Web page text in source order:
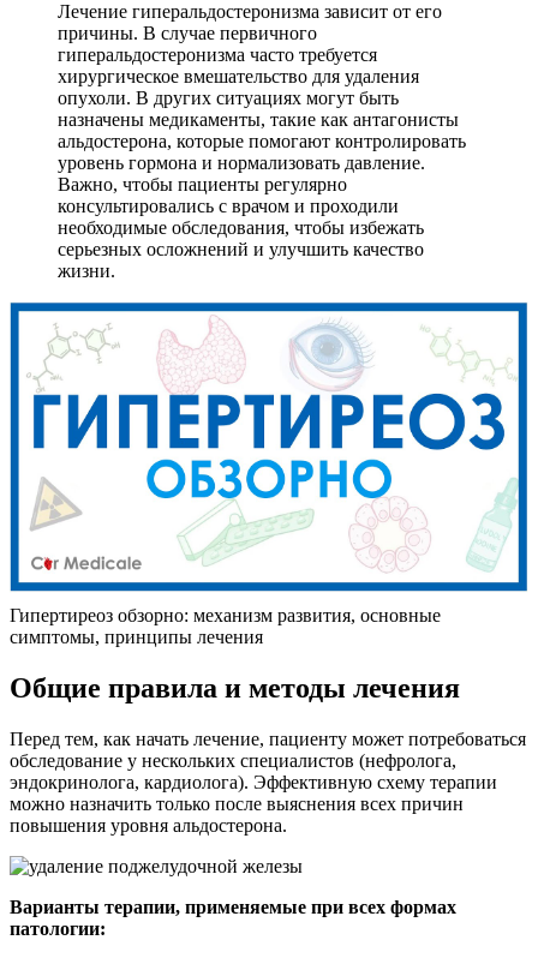
Лечение гиперальдостеронизма зависит от его
причины. В случае первичного
гиперальдостеронизма часто требуется
хирургическое вмешательство для удаления
опухоли. В других ситуациях могут быть
назначены медикаменты, такие как антагонисты
альдостерона, которые помогают контролировать
уровень гормона и нормализовать давление.
Важно, чтобы пациенты регулярно
консультировались с врачом и проходили
необходимые обследования, чтобы избежать
серьезных осложнений и улучшить качество
жизни.
Гипертиреоз обзорно: механизм развития, основные
симптомы, принципы лечения
Общие правила и методы лечения
Перед тем, как начать лечение, пациенту может потребоваться
обследование у нескольких специалистов (нефролога,
эндокринолога, кардиолога). Эффективную схему терапии
можно назначить только после выяснения всех причин
повышения уровня альдостерона.
Варианты терапии, применяемые при всех формах
патологии: